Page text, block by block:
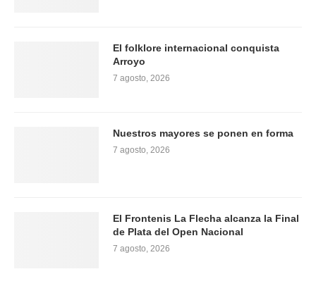
El folklore internacional conquista
Arroyo
7 agosto, 2026
Nuestros mayores se ponen en forma
7 agosto, 2026
El Frontenis La Flecha alcanza la Final
de Plata del Open Nacional
7 agosto, 2026